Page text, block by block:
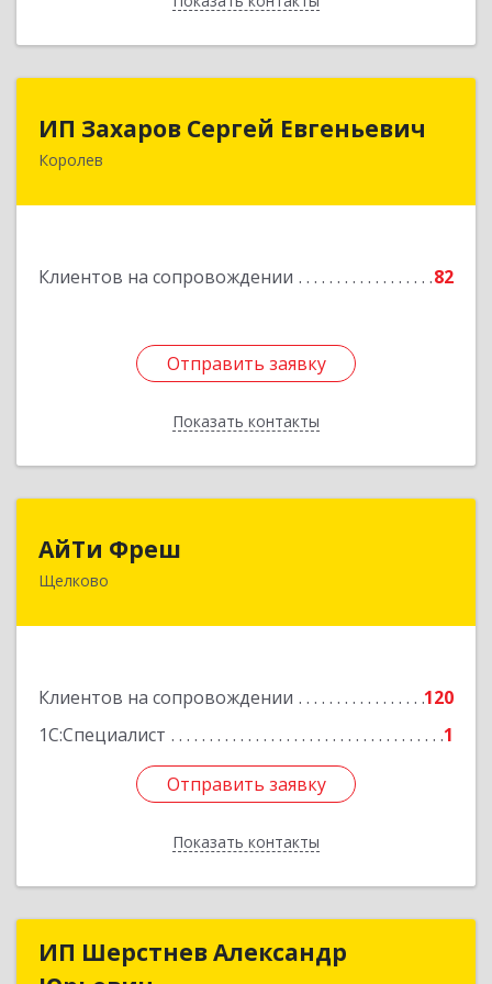
ИП Захаров Сергей Евгеньевич
Королев
Клиентов на сопровождении 82
Отправить заявку
Показать контакты
ИП Захаров Сергей Евгеньевич
Подробнее
Отправить заявку
Назад
АйТи Фреш
Щелково
Клиентов на сопровождении
120
1С:Специалист
1
Отправить заявку
Показать контакты
141100, Московская обл, Щелково г, Городской
Отправить заявку
Назад
ИП Шерстнев Александр
ИП Шерстнев Александр